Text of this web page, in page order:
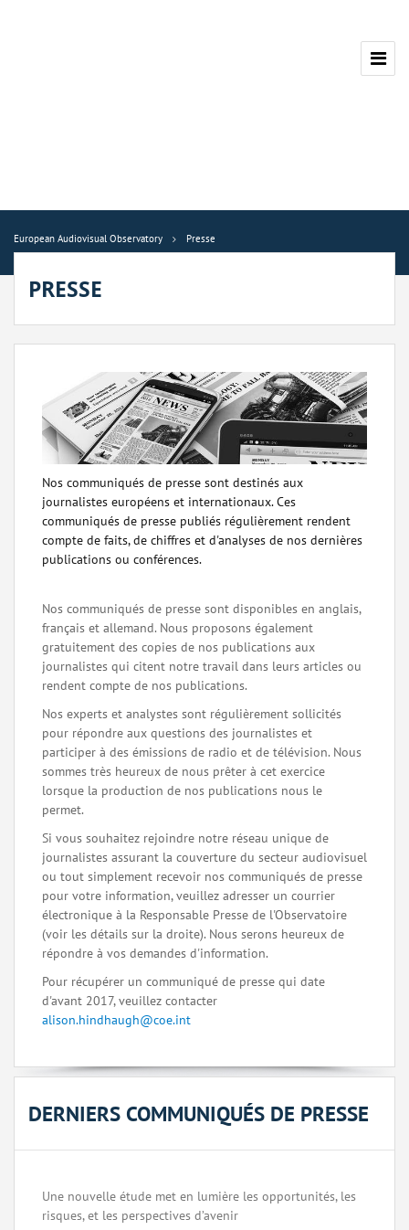
European Audiovisual Observatory Presse
PRESSE
Nos communiqués de presse sont destinés aux
journalistes européens et internationaux. Ces
communiqués de presse publiés régulièrement rendent
compte de faits, de chiffres et d'analyses de nos dernières
publications ou conférences.
Nos communiqués de presse sont disponibles en anglais,
français et allemand. Nous proposons également
gratuitement des copies de nos publications aux
journalistes qui citent notre travail dans leurs articles ou
rendent compte de nos publications.
Nos experts et analystes sont régulièrement sollicités
pour répondre aux questions des journalistes et
participer à des émissions de radio et de télévision. Nous
sommes très heureux de nous prêter à cet exercice
lorsque la production de nos publications nous le
permet.
Si vous souhaitez rejoindre notre réseau unique de
journalistes assurant la couverture du secteur audiovisuel
ou tout simplement recevoir nos communiqués de presse
pour votre information, veuillez adresser un courrier
électronique à la Responsable Presse de l'Observatoire
(voir les détails sur la droite). Nous serons heureux de
répondre à vos demandes d'information.
Pour récupérer un communiqué de presse qui date
d'avant 2017, veuillez contacter
alison.hindhaugh@coe.int
DERNIERS COMMUNIQUÉS DE PRESSE
Une nouvelle étude met en lumière les opportunités, les
risques, et les perspectives d’avenir